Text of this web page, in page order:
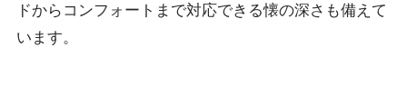
ドからコンフォートまで対応できる懐の深さも備えて
います。